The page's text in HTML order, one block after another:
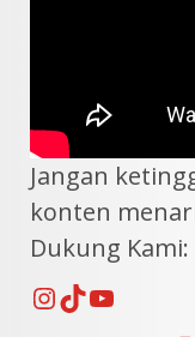
Jangan
konten
Dukung Kami:
Instagram
TikTok
YouTube